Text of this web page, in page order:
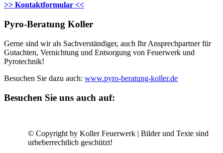
>> Kontaktformular <<
Pyro-Beratung Koller
Gerne sind wir als Sachverständiger, auch Ihr Ansprechpartner für
Gutachten, Vernichtung und Entsorgung von Feuerwerk und
Pyrotechnik!
Besuchen Sie dazu auch: www.pyro-beratung-koller.de
Besuchen Sie uns auch auf:
© Copyright by Koller Feuerwerk | Bilder und Texte sind
urheberrechtlich geschützt!